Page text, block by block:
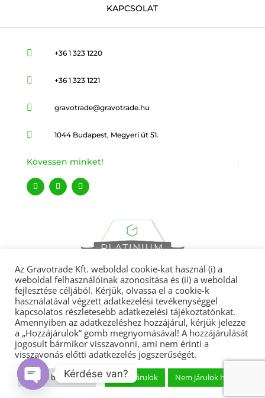
KAPCSOLAT
 +36 1 323 1220
 +36 1 323 1221
 gravotrade@gravotrade.hu
 1044 Budapest, Megyeri út 51.
Kövessen minket!
Gravotrade 2022 © Minden jog fenntartva.
Adatvédelmi tájékoztató ÁSZF | Garanciális feltételek|
Végfelhasználói licencszerződés
Cégcsoport
Az Gravotrade Kft. weboldal cookie-kat használ (i) a
weboldal felhasználóinak azonosítása és (ii) a weboldal
fejlesztése céljából. Kérjük, olvassa el a cookie-k
használatával végzett adatkezelési tevékenységgel
kapcsolatos részletesebb adatkezelési tájékoztatónkat.
Amennyiben az adatkezeléshez hozzájárul, kérjük jelezze
a „Hozzájárulok” gomb megnyomásával! A hozzájárulását
jogosult bármikor visszavonni, ami nem érinti a
visszavonás előtti adatkezelés jogszerűségét.
Cookie beállítások Hozzájárulok Nem járulok hozzá
Kérdése van?